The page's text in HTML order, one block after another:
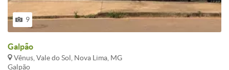
9
Galpão
Vênus, Vale do Sol, Nova Lima, MG
Galpão